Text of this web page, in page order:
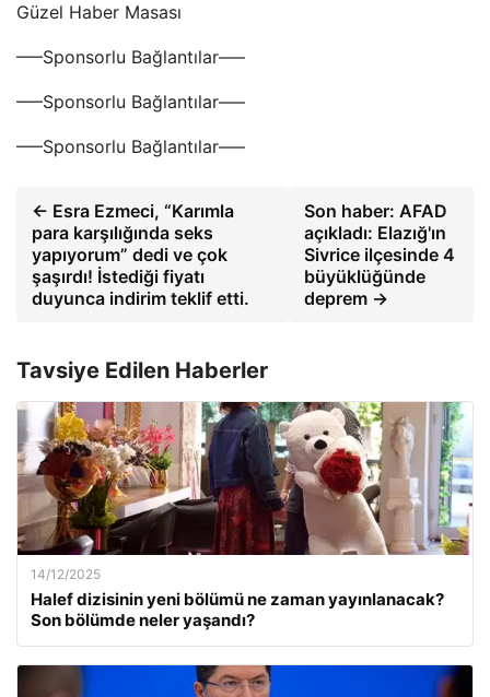
Güzel Haber Masası
—–Sponsorlu Bağlantılar—–
—–Sponsorlu Bağlantılar—–
—–Sponsorlu Bağlantılar—–
← Esra Ezmeci, “Karımla
para karşılığında seks
yapıyorum” dedi ve çok
şaşırdı! İstediği fiyatı
duyunca indirim teklif etti.
Son haber: AFAD
açıkladı: Elazığ'ın
Sivrice ilçesinde 4
büyüklüğünde
deprem →
Tavsiye Edilen Haberler
14/12/2025
Halef dizisinin yeni bölümü ne zaman yayınlanacak?
Son bölümde neler yaşandı?